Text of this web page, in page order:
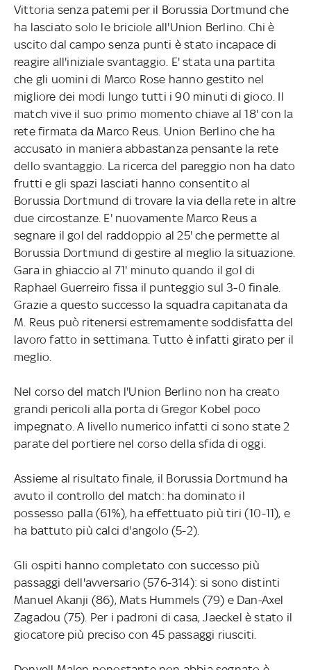
Vittoria senza patemi per il Borussia Dortmund che
ha lasciato solo le briciole all'Union Berlino. Chi è
uscito dal campo senza punti è stato incapace di
reagire all'iniziale svantaggio. E' stata una partita
che gli uomini di Marco Rose hanno gestito nel
migliore dei modi lungo tutti i 90 minuti di gioco. Il
match vive il suo primo momento chiave al 18' con la
rete firmata da Marco Reus. Union Berlino che ha
accusato in maniera abbastanza pensante la rete
dello svantaggio. La ricerca del pareggio non ha dato
frutti e gli spazi lasciati hanno consentito al
Borussia Dortmund di trovare la via della rete in altre
due circostanze. E' nuovamente Marco Reus a
segnare il gol del raddoppio al 25' che permette al
Borussia Dortmund di gestire al meglio la situazione.
Gara in ghiaccio al 71' minuto quando il gol di
Raphael Guerreiro fissa il punteggio sul 3-0 finale.
Grazie a questo successo la squadra capitanata da
M. Reus può ritenersi estremamente soddisfatta del
lavoro fatto in settimana. Tutto è infatti girato per il
meglio.
Nel corso del match l'Union Berlino non ha creato
grandi pericoli alla porta di Gregor Kobel poco
impegnato. A livello numerico infatti ci sono state 2
parate del portiere nel corso della sfida di oggi.
Assieme al risultato finale, il Borussia Dortmund ha
avuto il controllo del match: ha dominato il
possesso palla (61%), ha effettuato più tiri (10-11), e
ha battuto più calci d'angolo (5-2).
Gli ospiti hanno completato con successo più
passaggi dell'avversario (576-314): si sono distinti
Manuel Akanji (86), Mats Hummels (79) e Dan-Axel
Zagadou (75). Per i padroni di casa, Jaeckel è stato il
giocatore più preciso con 45 passaggi riusciti.